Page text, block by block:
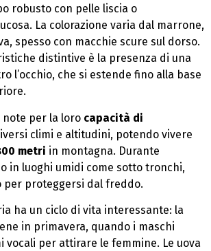
robusto con pelle liscia o
La colorazione varia dal marrone,
spesso con macchie scure sul dorso.
distintive è la presenza di una
l’occhio, che si estende fino alla base
note per la loro capacità di
climi e altitudini, potendo vivere
metri in montagna. Durante
in luoghi umidi come sotto tronchi,
per proteggersi dal freddo.
ha un ciclo di vita interessante: la
in primavera, quando i maschi
vocali per attirare le femmine. Le uova